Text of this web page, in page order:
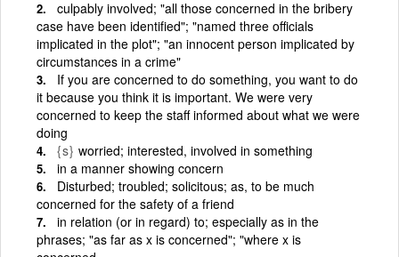
culpably involved; "all those concerned in the bribery
case have been identified"; "named three officials
implicated in the plot"; "an innocent person implicated by
circumstances in a crime"
If you are concerned to do something, you want to do
it because you think it is important. We were very
concerned to keep the staff informed about what we were
doing
{s} worried; interested, involved in something
in a manner showing concern
Disturbed; troubled; solicitous; as, to be much
concerned for the safety of a friend
in relation (or in regard) to; especially as in the
phrases; "as far as x is concerned"; "where x is